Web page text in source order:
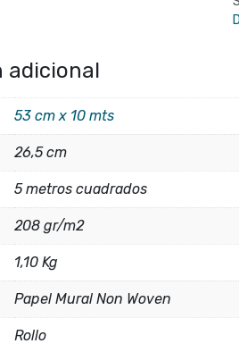
adicional
53 cm x 10 mts
26,5 cm
5 metros cuadrados
208 gr/m2
1,10 Kg
Papel Mural Non Woven
Rollo